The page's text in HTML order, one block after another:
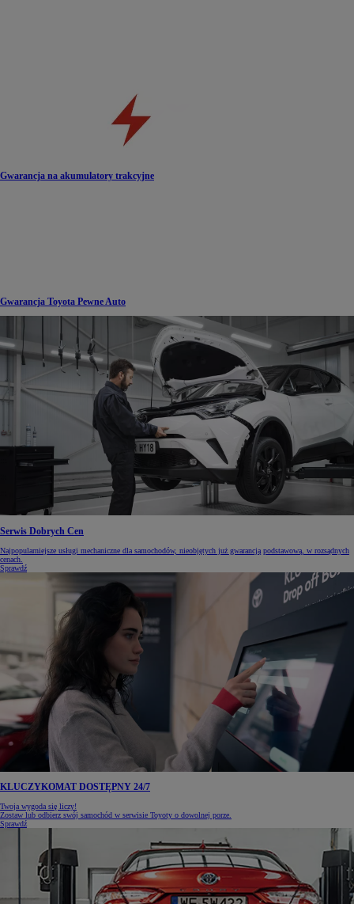
Gwarancja na akumulatory trakcyjne
Gwarancja Toyota Pewne Auto
Serwis Dobrych Cen
Najpopularniejsze usługi mechaniczne dla samochodów, nieobjętych już gwarancją podstawową, w rozsądnych
cenach.
Sprawdź
KLUCZYKOMAT DOSTĘPNY 24/7
Twoja wygoda się liczy!
Zostaw lub odbierz swój samochód w serwisie Toyoty o dowolnej porze.
Sprawdź